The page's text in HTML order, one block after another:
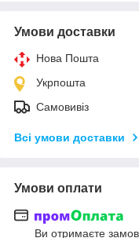
Умови доставки
Нова Пошта
Укрпошта
Самовивіз
Всі умови доставки
Умови оплати
Ви отримаєте